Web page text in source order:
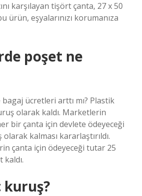
karşılayan tişört çanta, 27 x 50
ürün, eşyalarınızı korumanıza
poşet ne
ücretleri arttı mı? Plastik
olarak kaldı. Marketlerin
bir çanta için devlete ödeyeceği
kalması kararlaştırıldı.
çanta için ödeyeceği tutar 25
kuruş?